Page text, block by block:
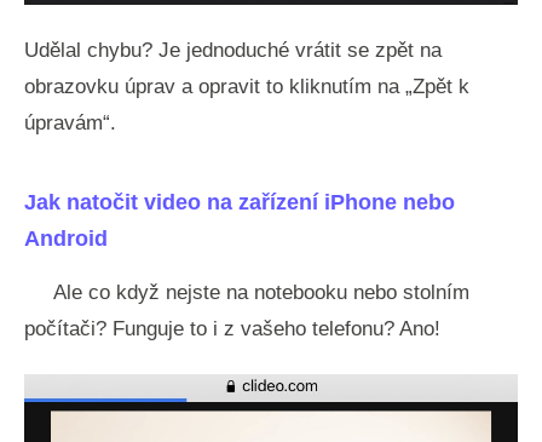
Udělal chybu? Je jednoduché vrátit se zpět na
obrazovku úprav a opravit to kliknutím na „Zpět k
úpravám“.
Jak natočit video na zařízení iPhone nebo
Android
Ale co když nejste na notebooku nebo stolním
počítači? Funguje to i z vašeho telefonu? Ano!